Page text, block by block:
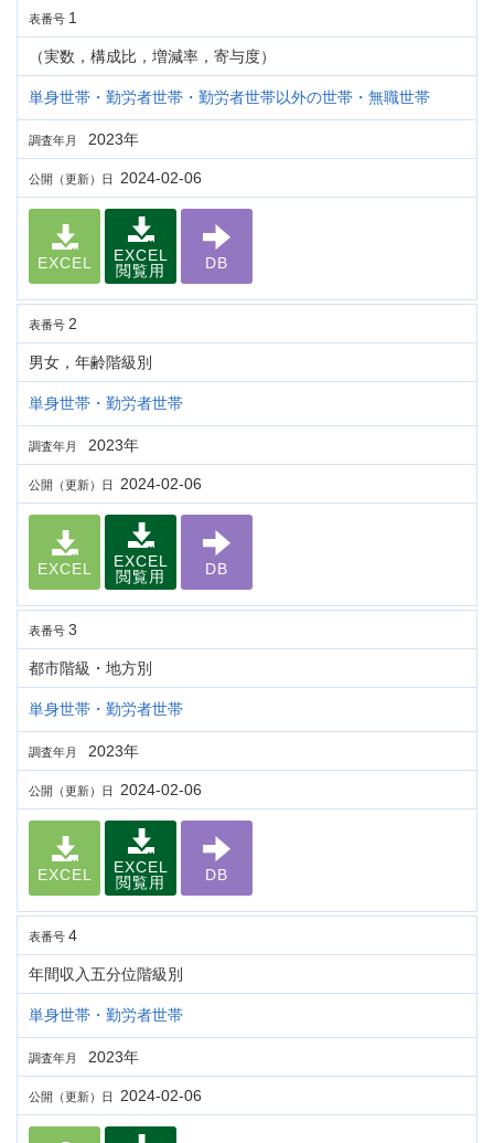
表番号 1
（実数，構成比，増減率，寄与度）
単身世帯・勤労者世帯・勤労者世帯以外の世帯・無職世帯
調査年月 2023年
公開（更新）日 2024-02-06
EXCEL
EXCEL
閲覧用
DB
表番号 2
男女，年齢階級別
単身世帯・勤労者世帯
調査年月 2023年
公開（更新）日 2024-02-06
EXCEL
EXCEL
閲覧用
DB
表番号 3
都市階級・地方別
単身世帯・勤労者世帯
調査年月 2023年
公開（更新）日 2024-02-06
EXCEL
EXCEL
閲覧用
DB
表番号 4
年間収入五分位階級別
単身世帯・勤労者世帯
調査年月 2023年
公開（更新）日 2024-02-06